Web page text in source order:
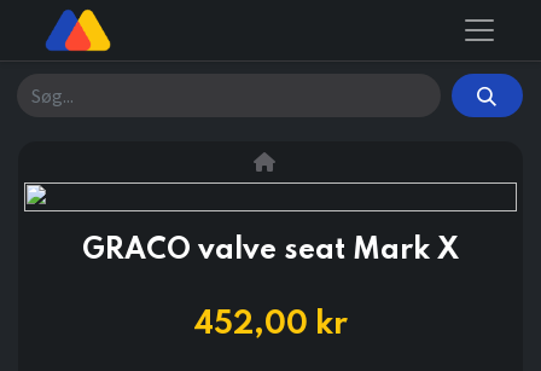
Søg
GRACO valve seat Mark X
452,00 kr